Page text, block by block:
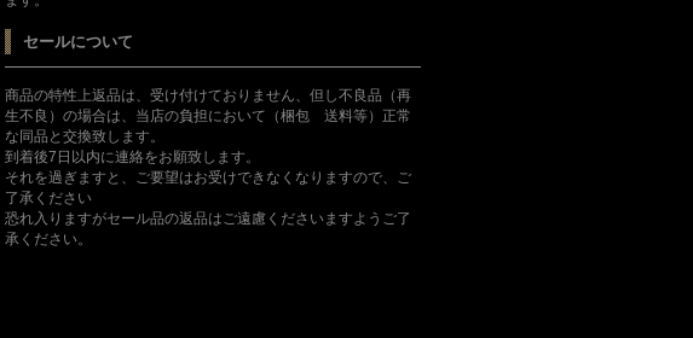
セールについて
商品の特性上返品は、受け付けておりません、但し不良品（再
生不良）の場合は、当店の負担において（梱包 送料等）正常
な同品と交換致します。
到着後7日以内に連絡をお願致します。
それを過ぎますと、ご要望はお受けできなくなりますので、ご
了承ください
恐れ入りますがセール品の返品はご遠慮くださいますようご了
承ください。